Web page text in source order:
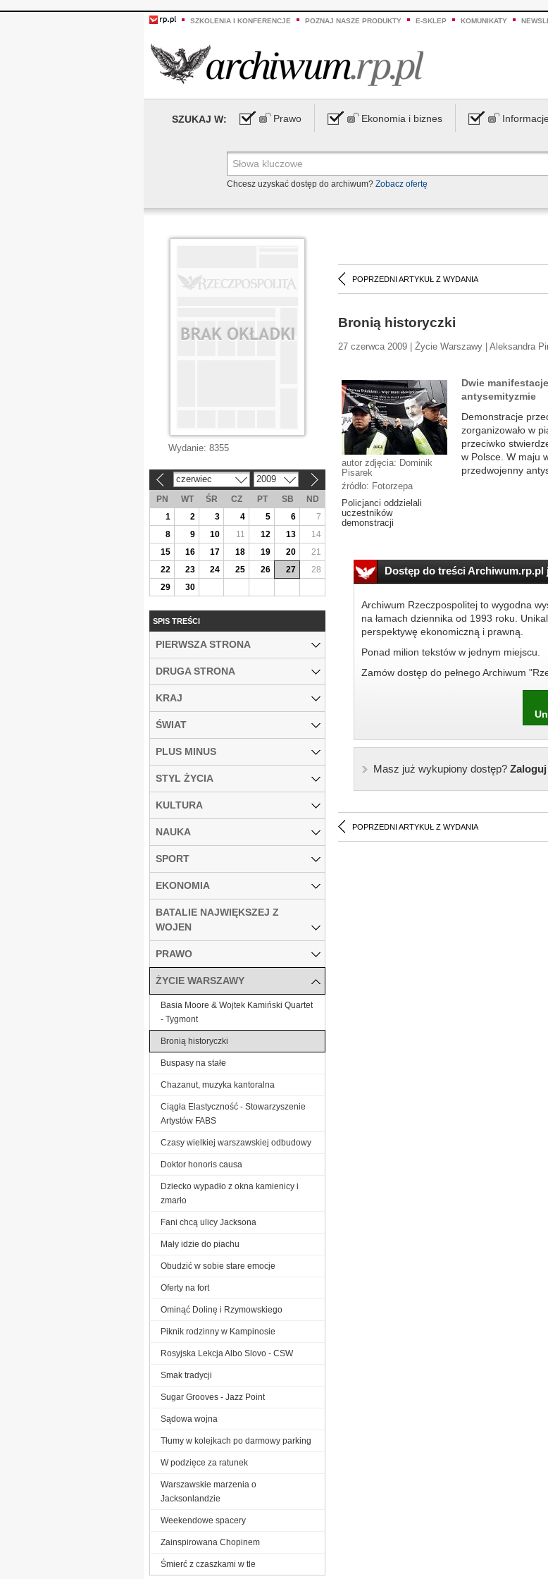
SZKOLENIA I KONFERENCJE POZNAJ NASZE PRODUKTY E-SKLEP KOMUNIKATY
SZUKAJ W: Prawo Ekonomia i biznes
Chcesz uzyskać dostęp do archiwum? Zobacz ofertę
POPRZEDNI ARTYKUŁ Z WYDANIA
Bronią historyczki
27 czerwca 2009 | Życie Warszawy | Aleksandra
autor zdjęcia: Dominik
Pisarek
źródło: Fotorzepa
Policjanci oddzielali
uczestników
demonstracji
Dwie
antysemityzmie
Demonstracje
zorganizowało w
przeciwko
w Polsce. W maju
przedwojenny
Dostęp do treści Archiwum.rp.pl
Archiwum Rzeczpospolitej to wygodna
na łamach dziennika od 1993 roku.
perspektywę ekonomiczną i prawną.
Ponad milion tekstów w jednym miejscu.
Zamów dostęp do pełnego Archiwum
Masz już wykupiony dostęp?Zaloguj
POPRZEDNI ARTYKUŁ Z WYDANIA
Wydanie: 8355
czerwiec 2009
PN WT ŚR CZ PT SB
ND
1
2 3 4 5 6
7
8
9 10 11 12 13
14
15
16 17 18 19 20
21
22
23 24 25 26 27
28
29
30
SPIS TREŚCI
PIERWSZA STRONA
DRUGA STRONA
KRAJ
ŚWIAT
PLUS MINUS
STYL ŻYCIA
KULTURA
NAUKA
SPORT
EKONOMIA
BATALIE NAJWIĘKSZEJ Z
WOJEN
PRAWO
ŻYCIE WARSZAWY
Basia Moore & Wojtek Kamiński Quartet
- Tygmont
Bronią historyczki
Buspasy na stałe
Chazanut, muzyka kantoralna
Ciągła Elastyczność - Stowarzyszenie
Artystów FABS
Czasy wielkiej warszawskiej odbudowy
Doktor honoris causa
Dziecko wypadło z okna kamienicy i
zmarło
Fani chcą ulicy Jacksona
Mały idzie do piachu
Obudzić w sobie stare emocje
Oferty na fort
Ominąć Dolinę i Rzymowskiego
Piknik rodzinny w Kampinosie
Rosyjska Lekcja Albo Slovo - CSW
Smak tradycji
Sugar Grooves - Jazz Point
Sądowa wojna
Tłumy w kolejkach po darmowy parking
W podzięce za ratunek
Warszawskie marzenia o
Jacksonlandzie
Weekendowe spacery
Zainspirowana Chopinem
Śmierć z czaszkami w tle